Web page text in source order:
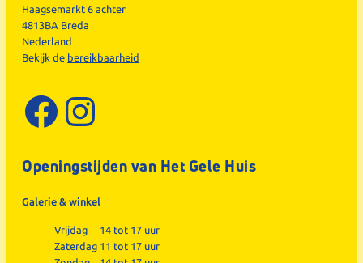
Haagsemarkt 6 achter
4813BA Breda
Nederland
Bekijk de bereikbaarheid
Facebook
Instagram
Openingstijden van Het Gele Huis
Galerie & winkel
Vrijdag
14 tot 17 uur
Zaterdag 11 tot 17 uur